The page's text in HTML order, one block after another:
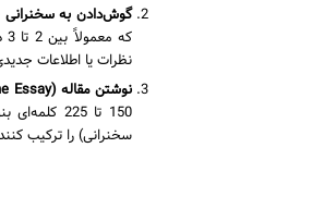
گوش‌دادن به
نظرات یا اطلاعات
نوشتن مقاله (Essay
150 تا
سخنرانی) را ترکیب